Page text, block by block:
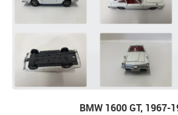
BMW 1600 GT, 1967-